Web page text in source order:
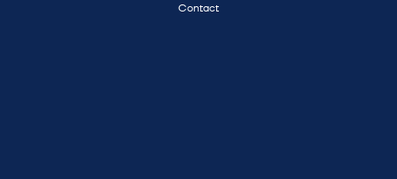
Contact